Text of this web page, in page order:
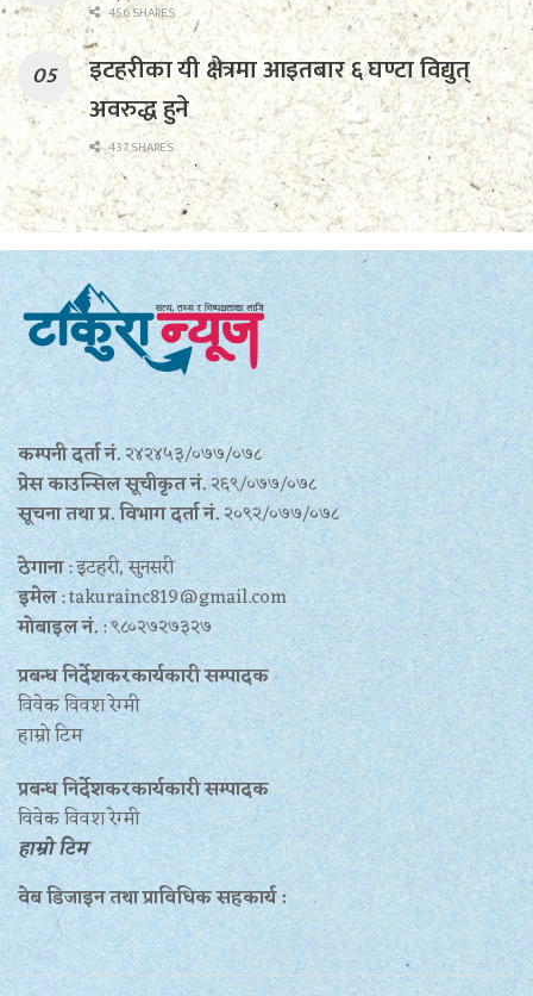
456 SHARES
इटहरीका यी क्षेत्रमा आइतबार ६ घण्टा विद्युत्
अवरुद्ध हुने
437 SHARES
कम्पनी दर्ता नं.२४२४५३/०७७/०७८
प्रेस काउन्सिल सूचीकृत नं.२६९/०७७/०७८
सूचना तथा प्र‍. विभाग दर्ता नं.२०९२/०७७/०७८
ठेगाना: इटहरी, सुनसरी
इमेल: takurainc819@gmail.com
मोबाइल नं.: ९८०२७२७३२७
प्रबन्ध निर्देशकरकार्यकारी सम्पादक
विवेक विवश रेग्मी
हाम्रो टिम
प्रबन्ध निर्देशकरकार्यकारी सम्पादक
विवेक विवश रेग्मी
हाम्रो टिम
वेब डिजाइन तथा प्राविधिक सहकार्य :